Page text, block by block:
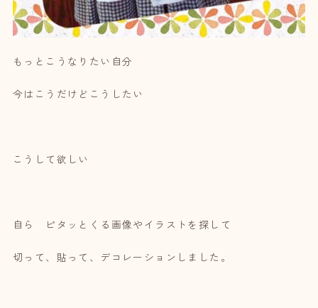
もっとこうなりたい自分
今はこうだけどこうしたい
こうして欲しい
自ら ピタッとくる画像やイラストを探して
切って、貼って、デコレーションしました。